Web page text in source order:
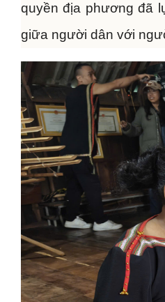
quyền địa phương đã
giữa người dân với